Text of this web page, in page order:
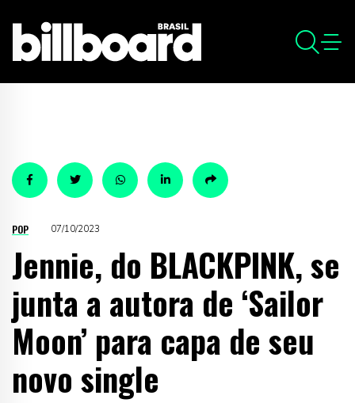
POP 07/10/2023
Jennie, do BLACKPINK, se
junta a autora de ‘Sailor
Moon’ para capa de seu
novo single